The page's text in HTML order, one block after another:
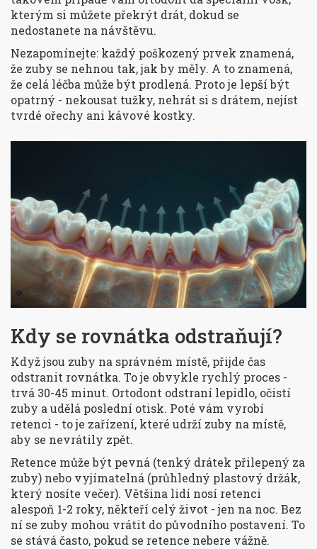
kterým si můžete překrýt drát, dokud se
nedostanete na návštěvu.
Nezapomínejte: každý poškozený prvek znamená,
že zuby se nehnou tak, jak by měly. A to znamená,
že celá léčba může být prodlená. Proto je lepší být
opatrný - nekousat tužky, nehrát si s drátem, nejíst
tvrdé ořechy ani kávové kostky.
Kdy se rovnátka odstraňují?
Když jsou zuby na správném místě, přijde čas
odstranit rovnátka. To je obvykle rychlý proces -
trvá 30-45 minut. Ortodont odstraní lepidlo, očistí
zuby a udělá poslední otisk. Poté vám vyrobí
retenci - to je zařízení, které udrží zuby na místě,
aby se nevrátily zpět.
Retence může být pevná (tenký drátek přilepený za
zuby) nebo vyjímatelná (průhledný plastový držák,
který nosíte večer). Většina lidí nosí retenci
alespoň 1-2 roky, někteří celý život - jen na noc. Bez
ní se zuby mohou vrátit do původního postavení. To
se stává často, pokud se retence nebere vážně.